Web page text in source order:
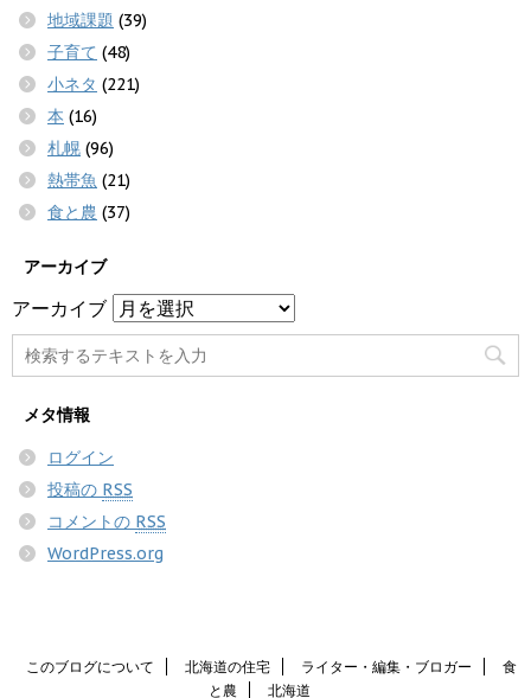
地域課題 (39)
子育て (48)
小ネタ (221)
本 (16)
札幌 (96)
熱帯魚 (21)
食と農 (37)
アーカイブ
アーカイブ
メタ情報
ログイン
投稿の RSS
コメントの RSS
WordPress.org
このブログについて 北海道の住宅 ライター・編集・ブロガー
食
と農
北海道